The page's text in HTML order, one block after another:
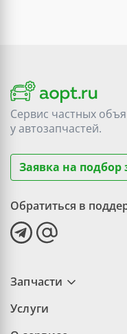
Сервис частных
уавтозапчастей.
Заявка на подбор
Обратиться в
Запчасти
Услуги